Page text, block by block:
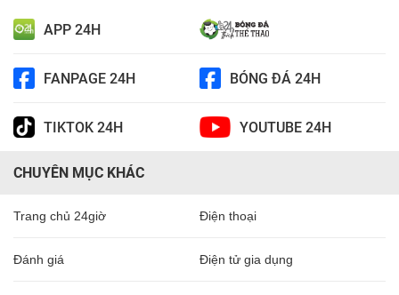
APP 24H
FANPAGE 24H BÓNG ĐÁ 24H
TIKTOK 24H YOUTUBE 24H
CHUYÊN MỤC KHÁC
Trang chủ 24giờ Điện thoại
Đánh giá Điện tử gia dụng